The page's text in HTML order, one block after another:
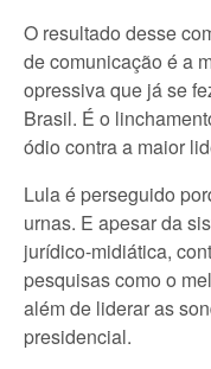
O resultado desse
de comunicação é a
opressiva que já se
Brasil. É o
ódio contra a maior
Lula é perseguido
urnas. E apesar da
jurídico-midiática,
pesquisas como o
além de liderar as
presidencial.